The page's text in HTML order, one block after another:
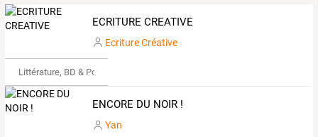
ECRITURE CREATIVE
Ecriture Créative
Littérature, BD & Poésie
ENCORE DU NOIR !
Yan